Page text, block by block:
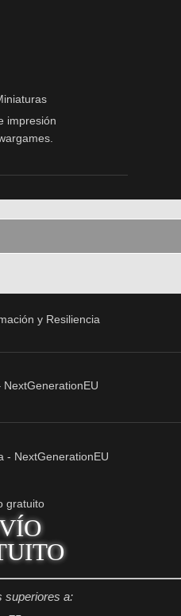
impresión
superiores a: